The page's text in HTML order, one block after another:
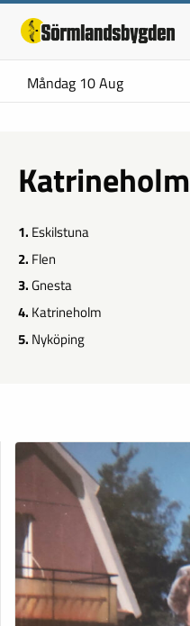
Måndag 10 Aug
Katrineholm
1. Eskilstuna
2. Flen
3.Gnesta
4. Katrineholm
5. Nyköping